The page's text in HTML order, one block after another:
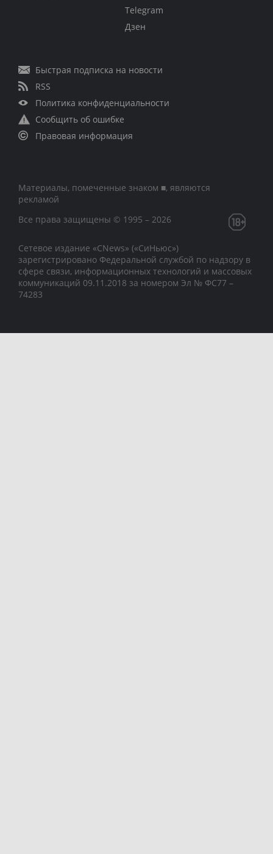
Telegram
Дзен
Быстрая подписка на новости
RSS
Политика конфиденциальности
Сообщить об ошибке
Правовая информация
Материалы, помеченные знаком ■, являются
рекламой
Все права защищены © 1995 – 2026
Сетевое издание «CNews» («СиНьюс»)
зарегистрировано Федеральной службой по надзору в
сфере связи, информационных технологий и массовых
коммуникаций 09.11.2018 за номером Эл № ФС77 –
74283